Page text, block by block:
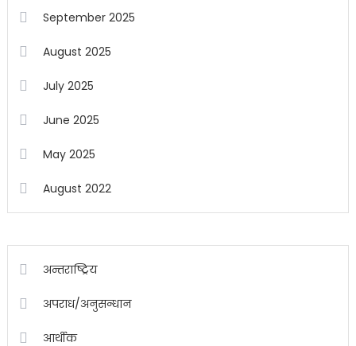
September 2025
August 2025
July 2025
June 2025
May 2025
August 2022
अन्तराष्ट्रिय
अपराध/अनुसन्धान
आर्थीक